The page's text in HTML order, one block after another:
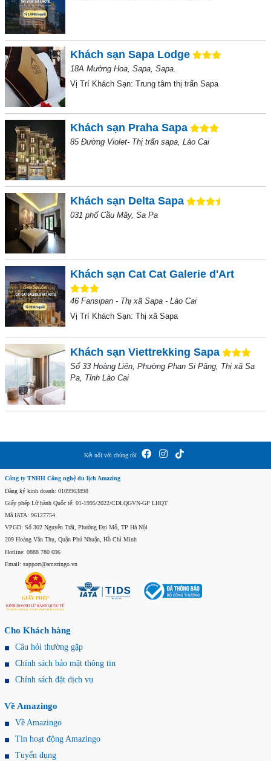
Khách sạn Sapa Lodge
18A Mường Hoa, Sapa, Sapa.
Vị Trí Khách Sạn: Trung tâm thị trấn Sapa
Khách sạn Praha Sapa
85 Đường Violet- Thị trấn sapa, Lào Cai
Khách sạn Delta Sapa
031 phố Cầu Mây, Sa Pa
Khách sạn Cat Cat Galerie d'Art
46 Fansipan - Thị xã Sapa - Lào Cai
Vị Trí Khách Sạn: Thị xã Sapa
Khách sạn Viettrekking Sapa
Số 33 Hoàng Liên, Phường Phan Si Păng, Thị xã Sa
Pa, Tỉnh Lào Cai
Kết nối với chúng tôi
Công ty TNHH Công nghệ du lịch Amazing
Đăng ký kinh doanh: 0109963898
Giấy phép Lữ hành Quốc tế: 01-1995/2022/CDLQGVN-GP LHQT
Mã IATA: 96127754
VPGD: Số 302 Nguyễn Trãi, Phường Đại Mỗ, TP Hà Nội
209 Hoàng Văn Thụ, Quận Phú Nhuận, Hồ Chí Minh
Hotline: 0888 780 696
Email: support@amazingo.vn
Cho Khách hàng
Câu hỏi thường gặp
Chính sách bảo mật thông tin
Chính sách đặt dịch vụ
Về Amazingo
Về Amazingo
Tin hoạt động Amazingo
Tuyển dụng